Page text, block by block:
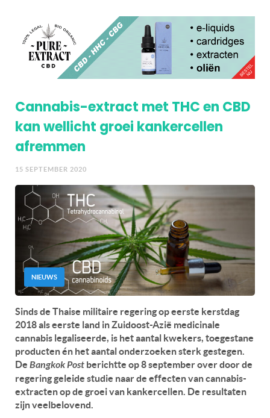
Cannabis-extract met THC en CBD
kan wellicht groei kankercellen
afremmen
15 SEPTEMBER 2020
NIEUWS
Sinds de Thaise militaire regering op eerste kerstdag
2018 als eerste land in Zuidoost-Azië medicinale
cannabis legaliseerde, is het aantal kwekers, toegestane
producten én het aantal onderzoeken sterk gestegen.
De Bangkok Post berichtte op 8 september over door de
regering geleide studie naar de effecten van cannabis-
extracten op de groei van kankercellen. De resultaten
zijn veelbelovend.